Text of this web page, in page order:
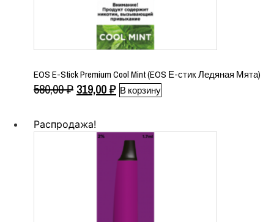
EOS E-Stick Premium Cool Mint (EOS Е-стик Ледяная Мята)
580,00₽ Первоначальная
составляла
580,00 ₽.
319,00₽Текущая
В корзину
Распродажа!